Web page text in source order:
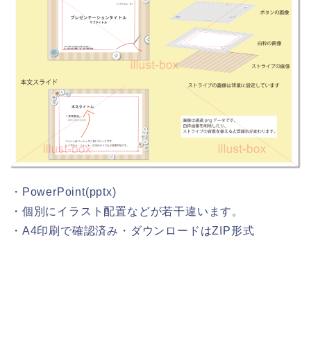
・PowerPoint(pptx)
・個別にイラスト配置などが若干違います。
・A4印刷で確認済み・ダウンロードはZIP形式